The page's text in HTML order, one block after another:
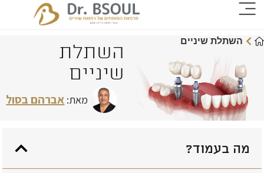
השתלת
שיניים
מאת:אברהם בסול
השתלת שיניים
מה בעמוד?